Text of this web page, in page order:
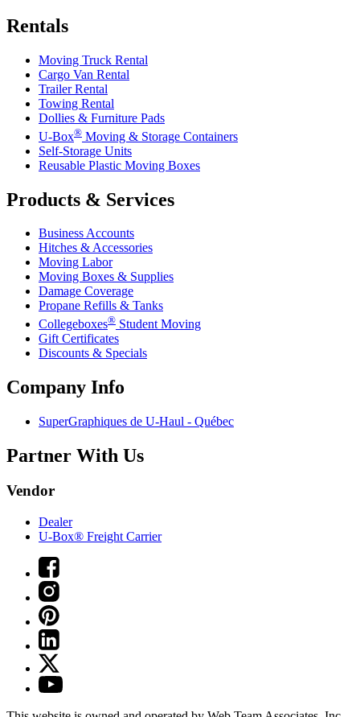
Rentals
Moving Truck Rental
Cargo Van Rental
Trailer Rental
Towing Rental
Dollies & Furniture Pads
U-Box® Moving & Storage Containers
Self-Storage Units
Reusable Plastic Moving Boxes
Products & Services
Business Accounts
Hitches & Accessories
Moving Labor
Moving Boxes & Supplies
Damage Coverage
Propane Refills & Tanks
Collegeboxes® Student Moving
Gift Certificates
Discounts & Specials
Company Info
SuperGraphiques de U-Haul - Québec
Partner With Us
Vendor
Dealer
U-Box® Freight Carrier